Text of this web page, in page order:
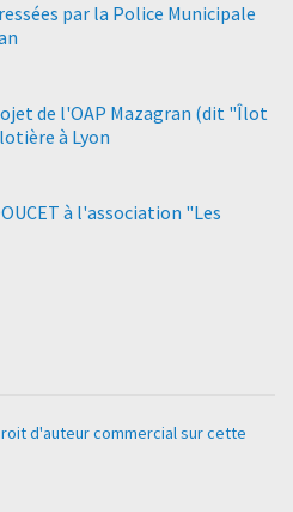
par la Police Municipale
de l'OAP Mazagran (dit "Îlot
à Lyon
à l'association "Les
d'auteur commercial sur cette